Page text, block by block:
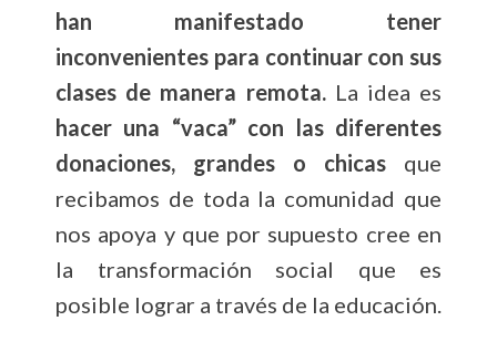
han manifestado tener
inconvenientes para continuar con sus
clases de manera remota.La idea es
hacer una “vaca” con las diferentes
donaciones, grandes o chicas que
recibamos de toda la comunidad que
nos apoya y que por supuesto cree en
la transformación social que es
posible lograr a través de la educación.